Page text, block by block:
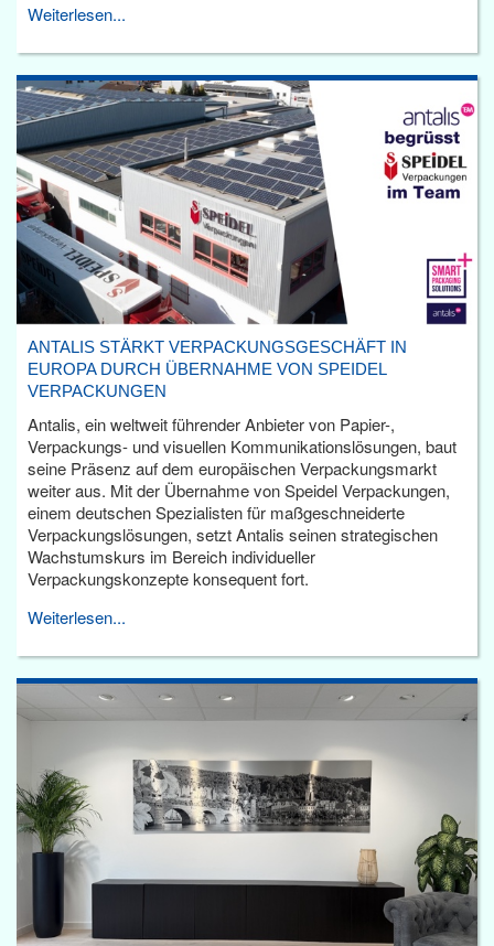
Weiterlesen...
ANTALIS STÄRKT VERPACKUNGSGESCHÄFT IN
EUROPA DURCH ÜBERNAHME VON SPEIDEL
VERPACKUNGEN
Antalis, ein weltweit führender Anbieter von Papier-,
Verpackungs- und visuellen Kommunikationslösungen, baut
seine Präsenz auf dem europäischen Verpackungsmarkt
weiter aus. Mit der Übernahme von Speidel Verpackungen,
einem deutschen Spezialisten für maßgeschneiderte
Verpackungslösungen, setzt Antalis seinen strategischen
Wachstumskurs im Bereich individueller
Verpackungskonzepte konsequent fort.
Weiterlesen...